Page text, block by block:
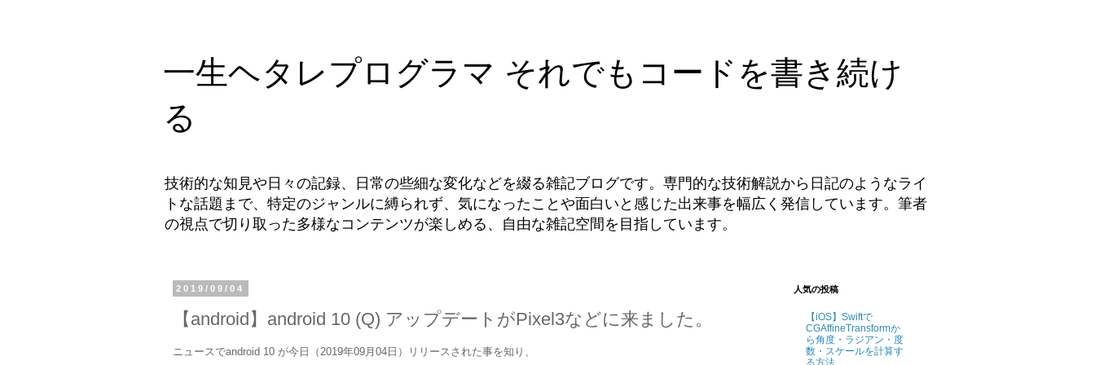
一生ヘタレプログラマ それでもコードを書き続け
る
技術的な知見や日々の記録、日常の些細な変化などを綴る雑記ブログです。専門的な技術解説から日記のようなライ
トな話題まで、特定のジャンルに縛られず、気になったことや面白いと感じた出来事を幅広く発信しています。筆者
の視点で切り取った多様なコンテンツが楽しめる、自由な雑記空間を目指しています。
2019/09/04
【android】android 10 (Q) アップデートがPixel3などに来ました。
ニュースでandroid 10 が今日（2019年09月04日）リリースされた事を知り、
人気の投稿
【iOS】Swiftで
CGAffineTransformか
ら角度・ラジアン・度
数・スケールを計算す